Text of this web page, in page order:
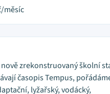
měsíc
zrekonstruovaný školní
časopis Tempus,
lyžařský, vodácký,